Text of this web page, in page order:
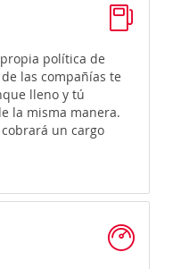
política de
las compañías te
lleno y tú
la misma manera.
un cargo